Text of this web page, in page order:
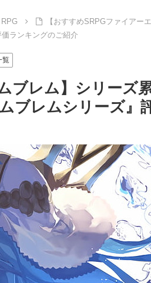
RPG
【おすすめSRPGファイアー
ランキングのご紹介
覧
ブレム】シリーズ
ブレムシリーズ』